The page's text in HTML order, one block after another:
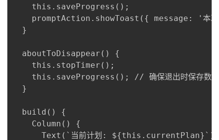
    this.saveProgress();
promptAction.showToast({ message: '本次
  }
  aboutToDisappear() {
    this.stopTimer();
    this.saveProgress(); // 确保退出时保存数据
  }
  build() {
    Column() {
      Text(`当前计划: ${this.currentPlan}`)